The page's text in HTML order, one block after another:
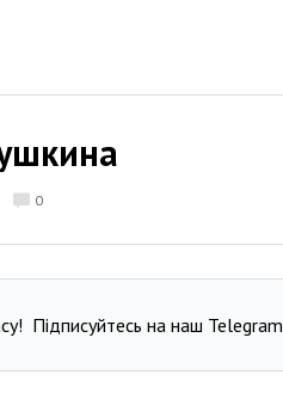
0
Підписуйтесь на наш Telegram